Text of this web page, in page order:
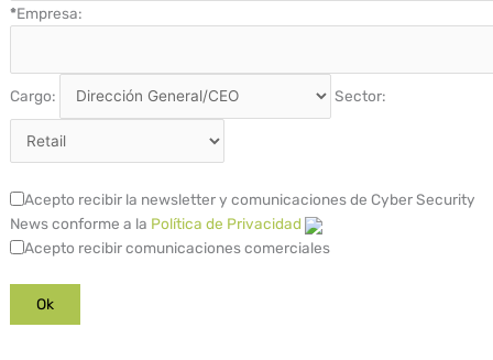
*Empresa:
Cargo: Sector:
Acepto recibir la newsletter y comunicaciones de Cyber Security
News conforme a la Política de Privacidad
Acepto recibir comunicaciones comerciales